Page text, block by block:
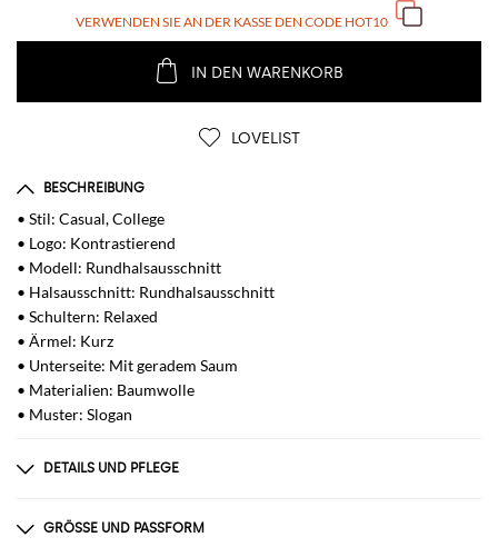
VERWENDEN SIE AN DER KASSE DEN CODE HOT10
IN DEN WARENKORB
LOVELIST
BESCHREIBUNG
• Stil: Casual, College
• Logo: Kontrastierend
• Modell: Rundhalsausschnitt
• Halsausschnitt: Rundhalsausschnitt
• Schultern: Relaxed
• Ärmel: Kurz
• Unterseite: Mit geradem Saum
• Materialien: Baumwolle
• Muster: Slogan
DETAILS UND PFLEGE
100% CO
GRÖSSE UND PASSFORM